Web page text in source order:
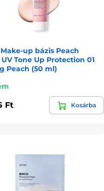
up bázis Peach
Tone Up Protection 01
Peach (50 ml)
Ft Kosárba